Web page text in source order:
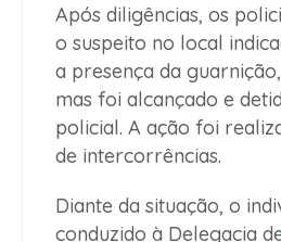
Após diligências, os
o suspeito no local
a presença da
mas foi alcançado e
policial. A ação foi
de intercorrências.
Diante da situação, o
conduzido à Delegacia